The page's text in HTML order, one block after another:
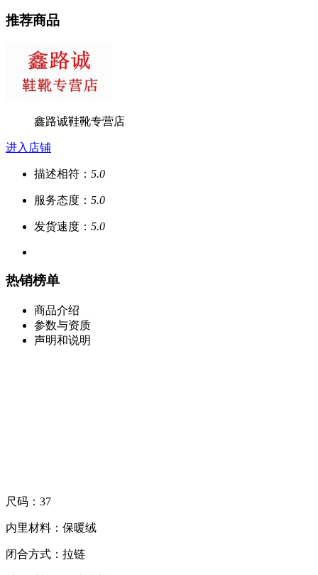
推荐商品
鑫路诚鞋靴专营店
进入店铺
描述相符： 5.0
服务态度： 5.0
发货速度： 5.0
热销榜单
商品介绍
参数与资质
声明和说明
尺码：37
内里材料：保暖绒
闭合方式：拉链